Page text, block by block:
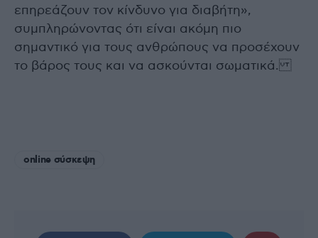
επηρεάζουν τον κίνδυνο για διαβήτη»,
συμπληρώνοντας ότι είναι ακόμη πιο
σημαντικό για τους ανθρώπους να προσέχουν
το βάρος τους και να ασκούνται σωματικά.
online σύσκεψη